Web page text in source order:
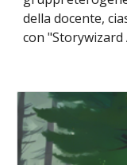
della docente,
con